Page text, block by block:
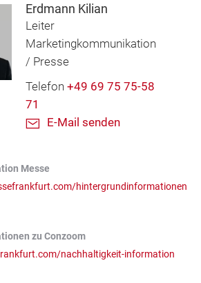
Erdmann Kilian
Leiter
Marketingkommunikation
/ Presse
Telefon +49 69 75 75-58
71
E-Mail senden
Messe
hintergrundinformationen
zu Conzoom
nachhaltigkeit-information